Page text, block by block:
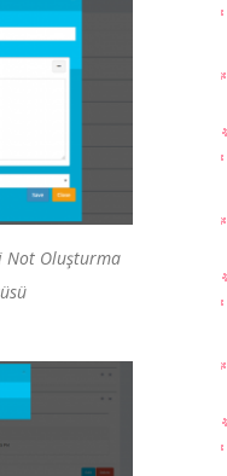
Not Oluşturma